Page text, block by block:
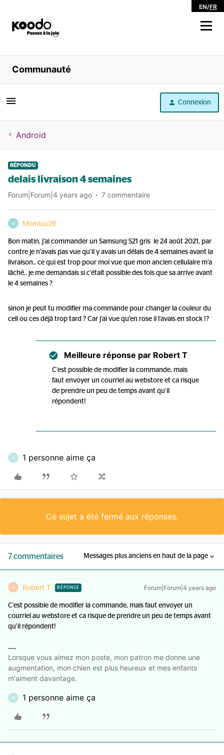
EN/FR
Magasiner
Libre service
Aide
Communauté
Connexion
Android
RÉPONDU
delais livraison 4 semaines
Forum|Forum|4 years ago 7 commentaire
M Momlou26
Bon matin, j’ai commander un Samsung S21 gris le 24 août 2021, par
contre je n’avais pas vue qu’il y avais un délais de 4 semaines avant la
livraison.. ce qui est trop pour moi vue que mon ancien cellulaire m’a
lâché.. je me demandais si c’était possible des fois que sa arrive avant
le 4 semaines ?
sinon je peut tu modifier ma commande pour changer la couleur du
cell ou ces déjà trop tard ? Car j’ai vue qu’en rose il l’avais en stock !?
Meilleure réponse par Robert T
C’est possible de modifier la commande, mais
faut envoyer un courriel au webstore et ca risque
de prendre un peu de temps avant qu’il
répondent!
N 1 personne aime ça
Ce sujet a été fermé aux réponses.
7 commentaires Messages plus anciens en haut de la page
R Robert T RÉPONSE Forum|Forum|4 years ago
C’est possible de modifier la commande, mais faut envoyer un
courriel au webstore et ca risque de prendre un peu de temps avant
qu’il répondent!
Lorsque vous aimez mon poste, mon patron me donne une
augmentation, mon chien est plus heureux et mes enfants
m'aiment davantage.
N 1 personne aime ça